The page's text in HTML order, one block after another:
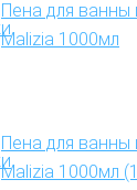
Пена для
Malizia 1000мл
Пена для
Malizia 1000мл